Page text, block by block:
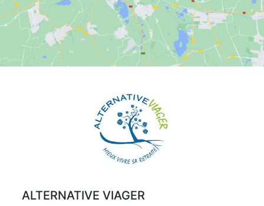
ALTERNATIVE VIAGER